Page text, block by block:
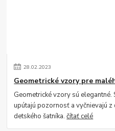
28.02.2023
Geometrické vzory pre
Geometrické vzory sú elegantné.
upútajú pozornosť a vyčnievajú
detského šatníka.čítať celé